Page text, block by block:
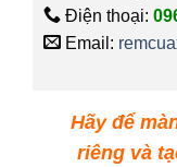
Điện thoại:
Email:
Hãy để
riêng và